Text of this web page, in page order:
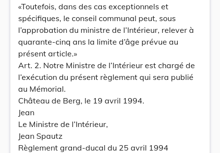
«Toutefois, dans des cas exceptionnels et
spécifiques, le conseil communal peut, sous
l’approbation du ministre de l’Intérieur, relever à
quarante-cinq ans la limite d’âge prévue au
présent article.»
Art. 2. Notre Ministre de l’Intérieur est chargé de
l’exécution du présent règlement qui sera publié
au Mémorial.
Château de Berg, le 19 avril 1994.
Jean
Le Ministre de l’Intérieur,
Jean Spautz
Règlement grand-ducal du 25 avril 1994